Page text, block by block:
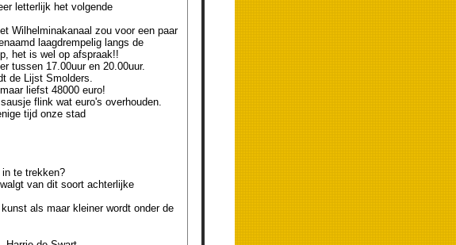
letterlijk het volgende
Wilhelminakanaal zou voor een paar
laagdrempelig langs de
het is wel op afspraak!!
tussen 17.00uur en 20.00uur.
de Lijst Smolders.
liefst 48000 euro!
flink wat euro's overhouden.
tijd onze stad
te trekken?
van dit soort achterlijke
als maar kleiner wordt onder de